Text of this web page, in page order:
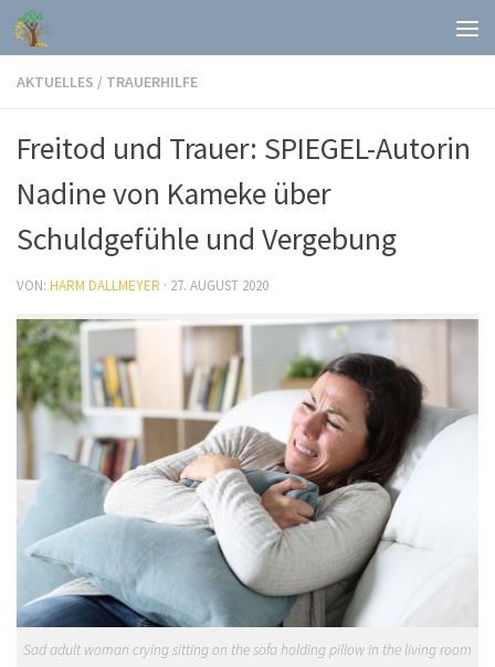
Skip to content
AKTUELLES / TRAUERHILFE
Freitod und Trauer: SPIEGEL-Autorin
Nadine von Kameke über
Schuldgefühle und Vergebung
VON: HARM DALLMEYER · 27. AUGUST 2020
Sad adult woman crying sitting on the sofa holding pillow in the living room